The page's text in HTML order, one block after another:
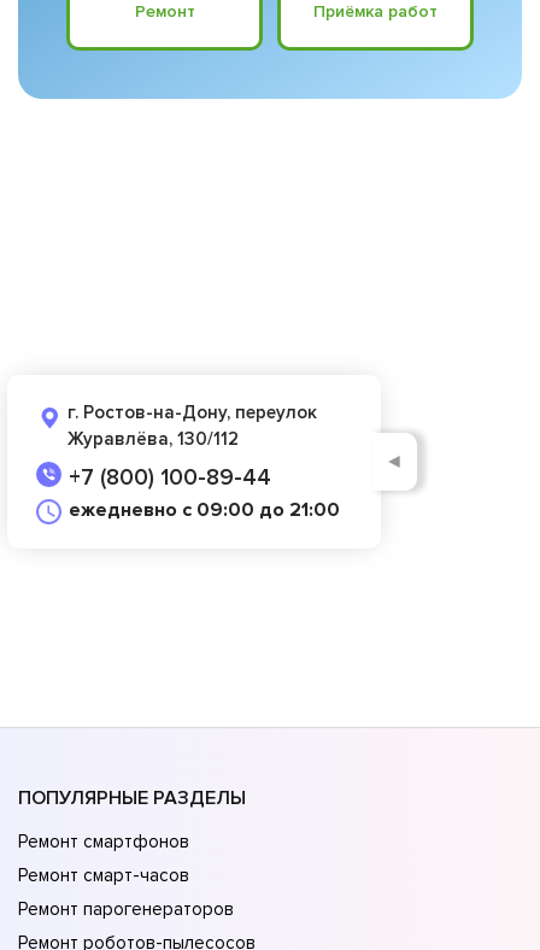
Ремонт Приёмка работ
г. Ростов-на-Дону, переулок
Журавлёва, 130/112
+7 (800) 100-89-44
ежедневно с 09:00 до 21:00
◄
ПОПУЛЯРНЫЕ РАЗДЕЛЫ
Ремонт смартфонов
Ремонт смарт-часов
Ремонт парогенераторов
Ремонт роботов-пылесосов